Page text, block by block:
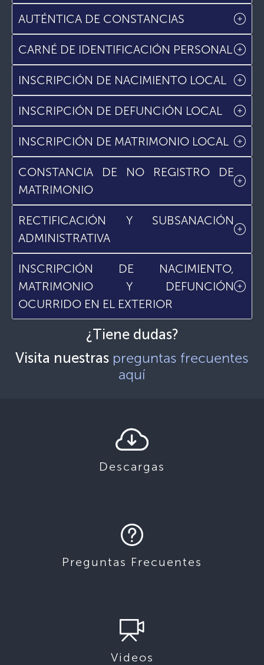
AUTÉNTICA DE CONSTANCIAS
CARNÉ DE IDENTIFICACIÓN PERSONAL
INSCRIPCIÓN DE NACIMIENTO LOCAL
INSCRIPCIÓN DE DEFUNCIÓN LOCAL
INSCRIPCIÓN DE MATRIMONIO LOCAL
CONSTANCIA DE NO REGISTRO DE
MATRIMONIO
RECTIFICACIÓN Y SUBSANACIÓN
ADMINISTRATIVA
INSCRIPCIÓN DE NACIMIENTO,
MATRIMONIO Y DEFUNCIÓN
OCURRIDO EN EL EXTERIOR
¿Tiene dudas?
Visita nuestras preguntas frecuentes
aquí
Descargas
Preguntas Frecuentes
Videos